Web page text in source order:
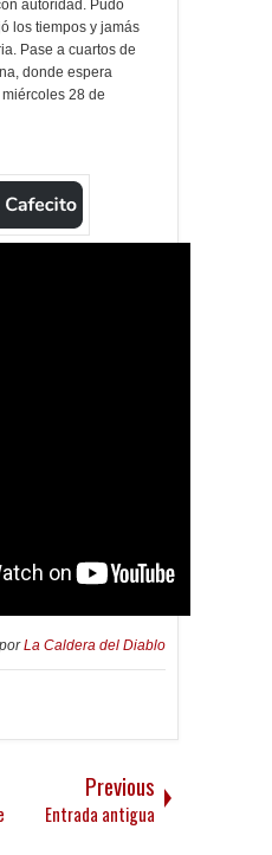
autoridad. Pudo
los tiempos y jamás
Pase a cuartos de
donde espera
28 de
La Caldera del Diablo
Previous
Entrada antigua